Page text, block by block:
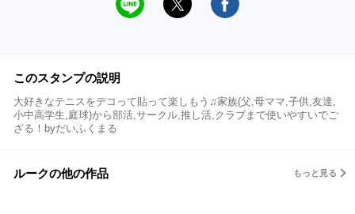
このスタンプの説明
大好きなテニスをデコって貼って楽しもう♫家族(父,母ママ,子供,友達,
小中高学生,庭球)から部活,サークル,推し活,クラブまで使いやすいでご
ざる！byだいふくまる
ルークの他の作品 もっと見る